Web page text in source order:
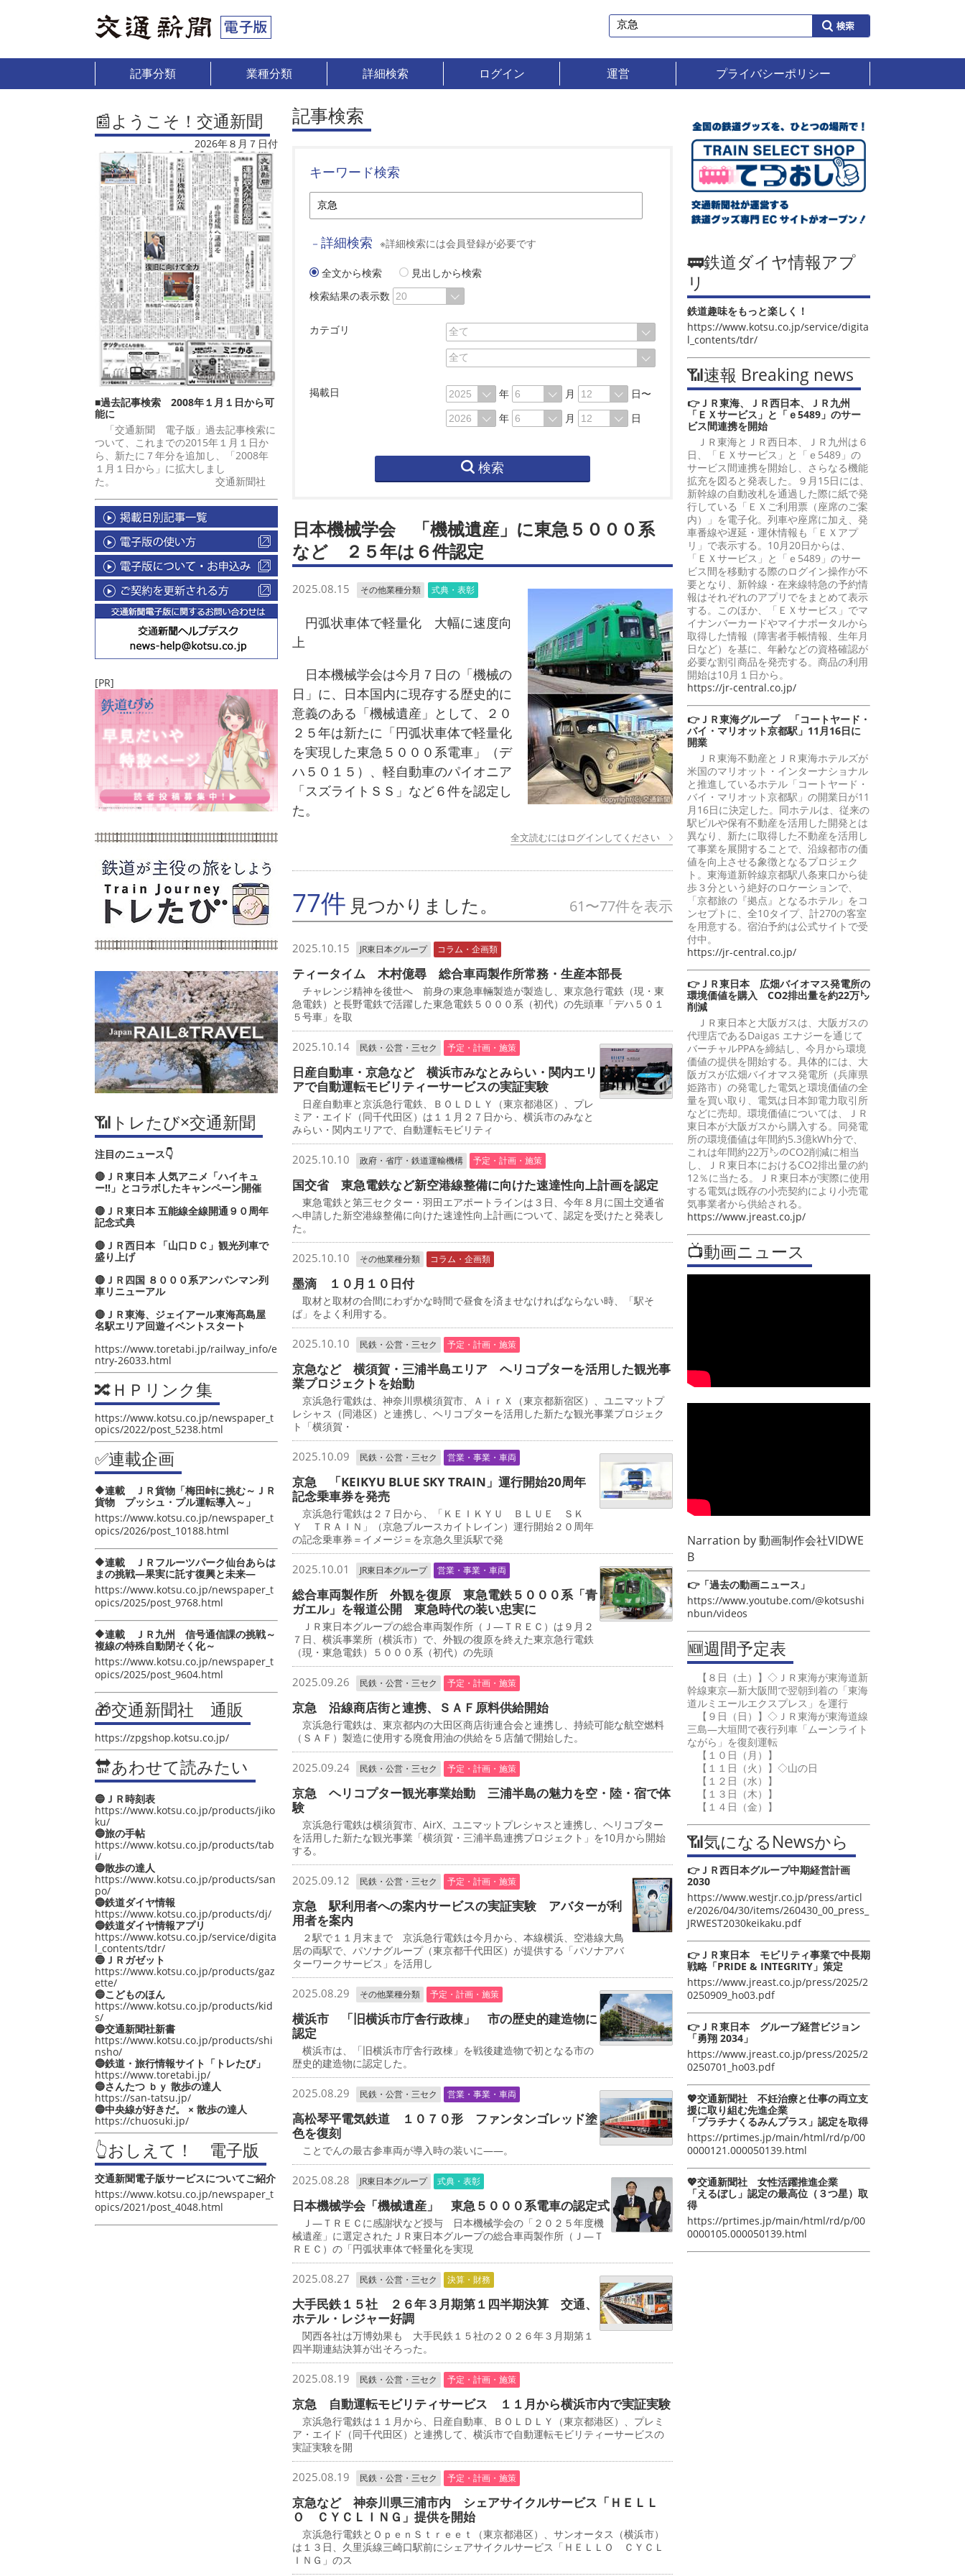
記事分類 業種分類 詳細検索 ログイン 運営 プライバシーポリシー
📰ようこそ！交通新聞
2026年８月７日付
■過去記事検索 2008年１月１日から可
能に
「交通新聞 電子版」過去記事検索に
ついて、これまでの2015年１月１日か
ら、新たに７年分を追加し、「2008年
１月１日から」に拡大しまし
た。 交通新聞社
[PR]
📶トレたび×交通新聞
注目のニュース👇
🔴ＪＲ東日本 人気アニメ「ハイキュ
ー‼」とコラボしたキャンペーン開催
🔴ＪＲ東日本 五能線全線開通９０周年
記念式典
🔴ＪＲ西日本 「山口ＤＣ」観光列車で
盛り上げ
🔴ＪＲ四国 ８０００系アンパンマン列
車リニューアル
🔴ＪＲ東海、ジェイアール東海髙島屋
名駅エリア回遊イベントスタート
https://www.toretabi.jp/railway_info/e
ntry-26033.html
🔀ＨＰリンク集
https://www.kotsu.co.jp/newspaper_t
opics/2022/post_5238.html
✅連載企画
🔶連載 ＪＲ貨物「梅田峠に挑む～ＪＲ
貨物 プッシュ・プル運転導入～」
https://www.kotsu.co.jp/newspaper_t
opics/2026/post_10188.html
🔶連載 ＪＲフルーツパーク仙台あらは
まの挑戦―果実に託す復興と未来―
https://www.kotsu.co.jp/newspaper_t
opics/2025/post_9768.html
🔶連載 ＪＲ九州 信号通信課の挑戦～
複線の特殊自動閉そく化～
https://www.kotsu.co.jp/newspaper_t
opics/2025/post_9604.html
🎁交通新聞社 通販
https://zpgshop.kotsu.co.jp/
🔛あわせて読みたい
🔵ＪＲ時刻表
https://www.kotsu.co.jp/products/jiko
ku/
🔵旅の手帖
https://www.kotsu.co.jp/products/tab
i/
🔵散歩の達人
https://www.kotsu.co.jp/products/san
po/
🔵鉄道ダイヤ情報
https://www.kotsu.co.jp/products/dj/
🔵鉄道ダイヤ情報アプリ
https://www.kotsu.co.jp/service/digita
l_contents/tdr/
🔵ＪＲガゼット
https://www.kotsu.co.jp/products/gaz
ette/
🔵こどものほん
https://www.kotsu.co.jp/products/kid
s/
🔵交通新聞社新書
https://www.kotsu.co.jp/products/shi
nsho/
🔵鉄道・旅行情報サイト「トレたび」
https://www.toretabi.jp/
🔵さんたつ ｂｙ 散歩の達人
https://san-tatsu.jp/
🔵中央線が好きだ。 × 散歩の達人
https://chuosuki.jp/
👆おしえて！ 電子版
交通新聞電子版サービスについてご紹介
https://www.kotsu.co.jp/newspaper_t
opics/2021/post_4048.html
記事検索
キーワード検索
－ 詳細検索 ※詳細検索には会員登録が必要です
全文から検索
見出しから検索
検索結果の表示数
カテゴリ
掲載日 年 月
日〜
年
月 日
検索
日本機械学会 「機械遺産」に東急５０００系
など ２５年は６件認定
2025.08.15 その他業種分類 式典・表彰
円弧状車体で軽量化 大幅に速度向
上
日本機械学会は今月７日の「機械の
日」に、日本国内に現存する歴史的に
意義のある「機械遺産」として、２０
２５年は新たに「円弧状車体で軽量化
を実現した東急５０００系電車」（デ
ハ５０１５）、軽自動車のパイオニア
「スズライトＳＳ」など６件を認定し
た。
全文読むにはログインしてください
77件 見つかりました。 61〜77件を表示
2025.10.15 JR東日本グループ コラム・企画類
ティータイム 木村億尋 総合車両製作所常務・生産本部長
チャレンジ精神を後世へ 前身の東急車輛製造が製造し、東京急行電鉄（現・東
急電鉄）と長野電鉄で活躍した東急電鉄５０００系（初代）の先頭車「デハ５０１
５号車」を取
2025.10.14 民鉄・公営・三セク 予定・計画・施策
日産自動車・京急など 横浜市みなとみらい・関内エリ
アで自動運転モビリティーサービスの実証実験
日産自動車と京浜急行電鉄、ＢＯＬＤＬＹ（東京都港区）、プレ
ミア・エイド（同千代田区）は１１月２７日から、横浜市のみなと
みらい・関内エリアで、自動運転モビリティ
2025.10.10 政府・省庁・鉄道運輸機構 予定・計画・施策
国交省 東急電鉄など新空港線整備に向けた速達性向上計画を認定
東急電鉄と第三セクター・羽田エアポートラインは３日、今年８月に国土交通省
へ申請した新空港線整備に向けた速達性向上計画について、認定を受けたと発表し
た。
2025.10.10 その他業種分類 コラム・企画類
墨滴 １０月１０日付
取材と取材の合間にわずかな時間で昼食を済ませなければならない時、「駅そ
ば」をよく利用する。
2025.10.10 民鉄・公営・三セク 予定・計画・施策
京急など 横須賀・三浦半島エリア ヘリコプターを活用した観光事
業プロジェクトを始動
京浜急行電鉄は、神奈川県横須賀市、ＡｉｒＸ（東京都新宿区）、ユニマットプ
レシャス（同港区）と連携し、ヘリコプターを活用した新たな観光事業プロジェク
ト「横須賀・
2025.10.09 民鉄・公営・三セク 営業・事業・車両
京急 「KEIKYU BLUE SKY TRAIN」運行開始20周年
記念乗車券を発売
京浜急行電鉄は２７日から、「ＫＥＩＫＹＵ ＢＬＵＥ ＳＫ
Ｙ ＴＲＡＩＮ」（京急ブルースカイトレイン）運行開始２０周年
の記念乗車券＝イメージ＝を京急久里浜駅で発
2025.10.01 JR東日本グループ 営業・事業・車両
総合車両製作所 外観を復原 東急電鉄５０００系「青
ガエル」を報道公開 東急時代の装い忠実に
ＪＲ東日本グループの総合車両製作所（Ｊ―ＴＲＥＣ）は９月２
７日、横浜事業所（横浜市）で、外観の復原を終えた東京急行電鉄
（現・東急電鉄）５０００系（初代）の先頭
2025.09.26 民鉄・公営・三セク 予定・計画・施策
京急 沿線商店街と連携、ＳＡＦ原料供給開始
京浜急行電鉄は、東京都内の大田区商店街連合会と連携し、持続可能な航空燃料
（ＳＡＦ）製造に使用する廃食用油の供給を５店舗で開始した。
2025.09.24 民鉄・公営・三セク 予定・計画・施策
京急 ヘリコプター観光事業始動 三浦半島の魅力を空・陸・宿で体
験
京浜急行電鉄は横須賀市、AirX、ユニマットプレシャスと連携し、ヘリコプター
を活用した新たな観光事業「横須賀・三浦半島連携プロジェクト」を10月から開始
する。
2025.09.12 民鉄・公営・三セク 予定・計画・施策
京急 駅利用者への案内サービスの実証実験 アバターが利
用者を案内
２駅で１１月末まで 京浜急行電鉄は今月から、本線横浜、空港線大鳥
居の両駅で、パソナグループ（東京都千代田区）が提供する「パソナアバ
ターワークサービス」を活用し
2025.08.29 その他業種分類 予定・計画・施策
横浜市 「旧横浜市庁舎行政棟」 市の歴史的建造物に
認定
横浜市は、「旧横浜市庁舎行政棟」を戦後建造物で初となる市の
歴史的建造物に認定した。
2025.08.29 民鉄・公営・三セク 営業・事業・車両
高松琴平電気鉄道 １０７０形 ファンタンゴレッド塗
色を復刻
ことでんの最古参車両が導入時の装いに――。
2025.08.28 JR東日本グループ 式典・表彰
日本機械学会「機械遺産」 東急５０００系電車の認定式
Ｊ―ＴＲＥＣに感謝状など授与 日本機械学会の「２０２５年度機
械遺産」に選定されたＪＲ東日本グループの総合車両製作所（Ｊ―Ｔ
ＲＥＣ）の「円弧状車体で軽量化を実現
2025.08.27 民鉄・公営・三セク 決算・財務
大手民鉄１５社 ２６年３月期第１四半期決算 交通、
ホテル・レジャー好調
関西各社は万博効果も 大手民鉄１５社の２０２６年３月期第１
四半期連結決算が出そろった。
2025.08.19 民鉄・公営・三セク 予定・計画・施策
京急 自動運転モビリティサービス １１月から横浜市内で実証実験
京浜急行電鉄は１１月から、日産自動車、ＢＯＬＤＬＹ（東京都港区）、プレミ
ア・エイド（同千代田区）と連携して、横浜市で自動運転モビリティーサービスの
実証実験を開
2025.08.19 民鉄・公営・三セク 予定・計画・施策
京急など 神奈川県三浦市内 シェアサイクルサービス「ＨＥＬＬ
Ｏ ＣＹＣＬＩＮＧ」提供を開始
京浜急行電鉄とＯｐｅｎＳｔｒｅｅｔ（東京都港区）、サンオータス（横浜市）
は１３日、久里浜線三崎口駅前にシェアサイクルサービス「ＨＥＬＬＯ ＣＹＣＬ
ＩＮＧ」のス
🚃鉄道ダイヤ情報アプ
リ
鉄道趣味をもっと楽しく！
https://www.kotsu.co.jp/service/digita
l_contents/tdr/
📶速報 Breaking news
👉ＪＲ東海、ＪＲ西日本、ＪＲ九州
「ＥＸサービス」と「ｅ5489」のサー
ビス間連携を開始
ＪＲ東海とＪＲ西日本、ＪＲ九州は６
日、「ＥＸサービス」と「ｅ5489」の
サービス間連携を開始し、さらなる機能
拡充を図ると発表した。９月15日には、
新幹線の自動改札を通過した際に紙で発
行している「ＥＸご利用票（座席のご案
内）」を電子化。列車や座席に加え、発
車番線や遅延・運休情報も「ＥＸアプ
リ」で表示する。10月20日からは、
「ＥＸサービス」と「ｅ5489」のサー
ビス間を移動する際のログイン操作が不
要となり、新幹線・在来線特急の予約情
報はそれぞれのアプリでをまとめて表示
する。このほか、「ＥＸサービス」でマ
イナンバーカードやマイナポータルから
取得した情報（障害者手帳情報、生年月
日など）を基に、年齢などの資格確認が
必要な割引商品を発売する。商品の利用
開始は10月１日から。
https://jr-central.co.jp/
👉ＪＲ東海グループ 「コートヤード・
バイ・マリオット京都駅」11月16日に
開業
ＪＲ東海不動産とＪＲ東海ホテルズが
米国のマリオット・インターナショナル
と推進しているホテル「コートヤード・
バイ・マリオット京都駅」の開業日が11
月16日に決定した。同ホテルは、従来の
駅ビルや保有不動産を活用した開発とは
異なり、新たに取得した不動産を活用し
て事業を展開することで、沿線都市の価
値を向上させる象徴となるプロジェク
ト。東海道新幹線京都駅八条東口から徒
歩３分という絶好のロケーションで、
「京都旅の『拠点』となるホテル」をコ
ンセプトに、全10タイプ、計270の客室
を用意する。宿泊予約は公式サイトで受
付中。
https://jr-central.co.jp/
👉ＪＲ東日本 広畑バイオマス発電所の
環境価値を購入 CO2排出量を約22万㌧
削減
ＪＲ東日本と大阪ガスは、大阪ガスの
代理店であるDaigas エナジーを通じて
バーチャルPPAを締結し、今月から環境
価値の提供を開始する。具体的には、大
阪ガスが広畑バイオマス発電所（兵庫県
姫路市）の発電した電気と環境価値の全
量を買い取り、電気は日本卸電力取引所
などに売却。環境価値については、ＪＲ
東日本が大阪ガスから購入する。同発電
所の環境価値は年間約5.3億kWh分で、
これは年間約22万㌧のCO2削減に相当
し、ＪＲ東日本におけるCO2排出量の約
12％に当たる。ＪＲ東日本が実際に使用
する電気は既存の小売契約により小売電
気事業者から供給される。
https://www.jreast.co.jp/
📺動画ニュース
Narration by動画制作会社VIDWE
B
👉「過去の動画ニュース」
https://www.youtube.com/@kotsushi
nbun/videos
🆕週間予定表
【８日（土）】◇ＪＲ東海が東海道新
幹線東京―新大阪間で翌朝到着の「東海
道ルミエールエクスプレス」を運行
【９日（日）】◇ＪＲ東海が東海道線
三島―大垣間で夜行列車「ムーンライト
ながら」を復刻運転
【１０日（月）】
【１１日（火）】◇山の日
【１２日（水）】
【１３日（木）】
【１４日（金）】
📶気になるNewsから
👉ＪＲ西日本グループ中期経営計画
2030
https://www.westjr.co.jp/press/articl
e/2026/04/30/items/260430_00_press_
JRWEST2030keikaku.pdf
👉ＪＲ東日本 モビリティ事業で中長期
戦略「PRIDE & INTEGRITY」策定
https://www.jreast.co.jp/press/2025/2
0250909_ho03.pdf
👉ＪＲ東日本 グループ経営ビジョン
「勇翔 2034」
https://www.jreast.co.jp/press/2025/2
0250701_ho03.pdf
💖交通新聞社 不妊治療と仕事の両立支
援に取り組む先進企業
「プラチナくるみんプラス」認定を取得
https://prtimes.jp/main/html/rd/p/00
0000121.000050139.html
💖交通新聞社 女性活躍推進企業
「えるぼし」認定の最高位（３つ星）取
得
https://prtimes.jp/main/html/rd/p/00
0000105.000050139.html